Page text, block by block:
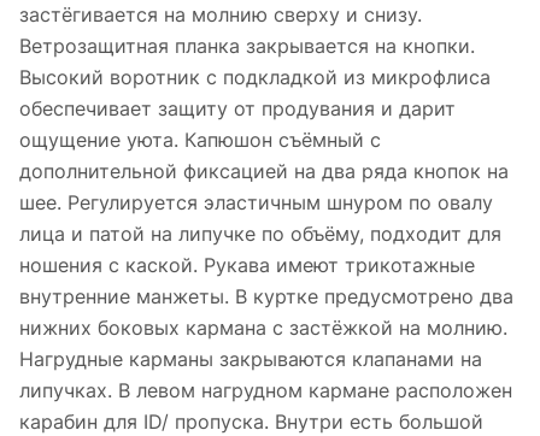
застёгивается на молнию сверху и снизу.
Ветрозащитная планка закрывается на кнопки.
Высокий воротник с подкладкой из микрофлиса
обеспечивает защиту от продувания и дарит
ощущение уюта. Капюшон съёмный с
дополнительной фиксацией на два ряда кнопок на
шее. Регулируется эластичным шнуром по овалу
лица и патой на липучке по объёму, подходит для
ношения с каской. Рукава имеют трикотажные
внутренние манжеты. В куртке предусмотрено два
нижних боковых кармана с застёжкой на молнию.
Нагрудные карманы закрываются клапанами на
липучках. В левом нагрудном кармане расположен
карабин для ID/ пропуска. Внутри есть большой